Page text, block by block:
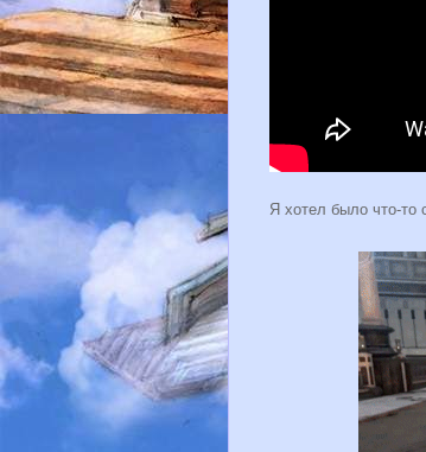
Я хотел было что-то